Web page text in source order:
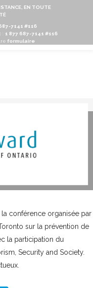
EN TOUTE
7141 #116
1 877 687-7141 #116
formulaire
la conférence organisée par
sur la prévention de
la participation du
Security and Society.